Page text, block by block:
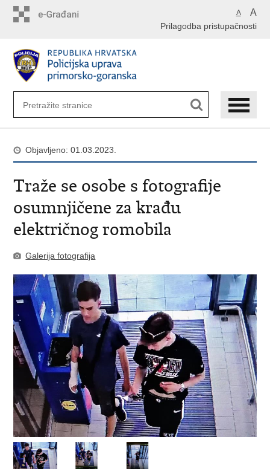
A A
Prilagodba pristupačnosti
Objavljeno: 01.03.2023.
Traže se osobe s fotografije
osumnjičene za krađu
električnog romobila
Galerija fotografija